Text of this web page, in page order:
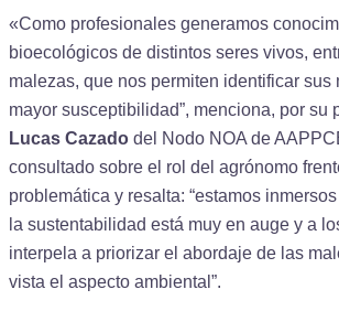
«Como profesionales generamos
bioecológicos de distintos seres vivos,
malezas, que nos permiten identificar sus
mayor susceptibilidad”, menciona, por su
Lucas Cazado del Nodo NOA de
consultado sobre el rol del agrónomo
problemática y resalta: “estamos
la sustentabilidad está muy en auge y a
interpela a priorizar el abordaje de las
vista el aspecto ambiental”.